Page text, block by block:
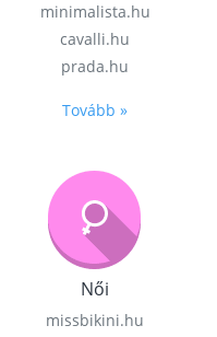
minimalista.hu
cavalli.hu
prada.hu
Tovább »
Női
missbikini.hu